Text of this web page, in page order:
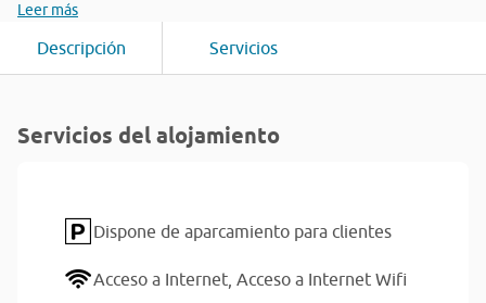
Leer más
Descripción Servicios
Servicios del alojamiento
Dispone de aparcamiento para clientes
Acceso a Internet, Acceso a Internet Wifi